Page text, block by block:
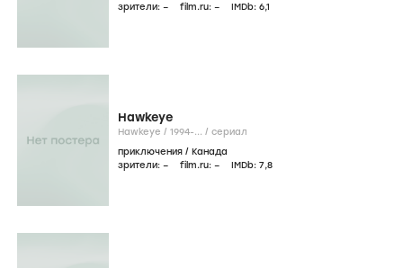
зрители: – film.ru: – IMDb: 6,1
Hawkeye
Hawkeye / 1994-... / сериал
приключения / Канада
зрители: – film.ru: – IMDb: 7,8